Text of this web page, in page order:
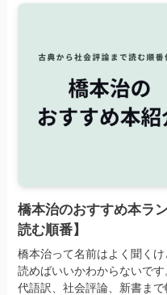
橋本治のおすすめ本ラ
読む順番】
橋本治って名前はよく聞く
読めばいいかわからないで
代語訳、社会評論、新書ま